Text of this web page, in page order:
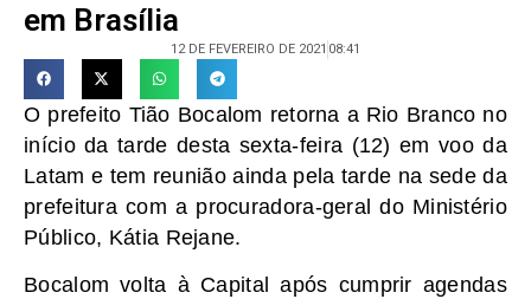
em Brasília
12 DE FEVEREIRO DE 2021 08:41
O prefeito Tião Bocalom retorna a Rio Branco no
início da tarde desta sexta-feira (12) em voo da
Latam e tem reunião ainda pela tarde na sede da
prefeitura com a procuradora-geral do Ministério
Público, Kátia Rejane.
Bocalom volta à Capital após cumprir agendas